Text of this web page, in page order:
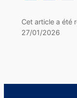
Cet article a été
27/01/2026